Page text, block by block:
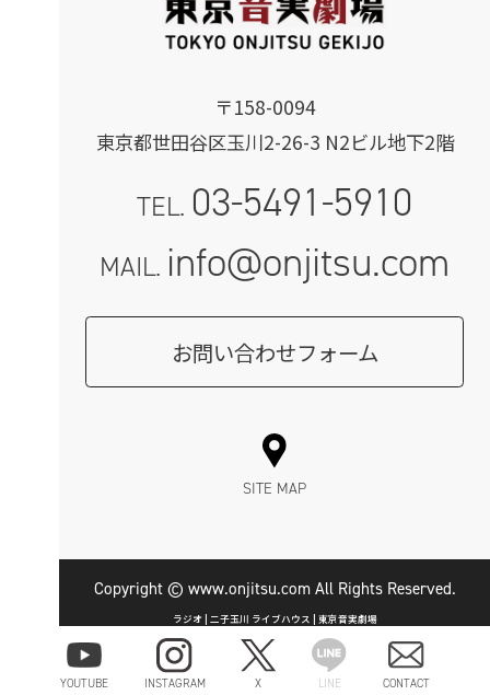
ラジオ | 二子玉川 ライブハウス | 東京音実劇場
YOUTUBE INSTAGRAM X LINE CONTACT
〒158-0094
東京都世田谷区玉川2-26-3 N2ビル地下2階
TEL. 03-5491-5910
MAIL. info@onjitsu.com
お問い合わせフォーム
SITE MAP
Copyright © www.onjitsu.com All Rights Reserved.